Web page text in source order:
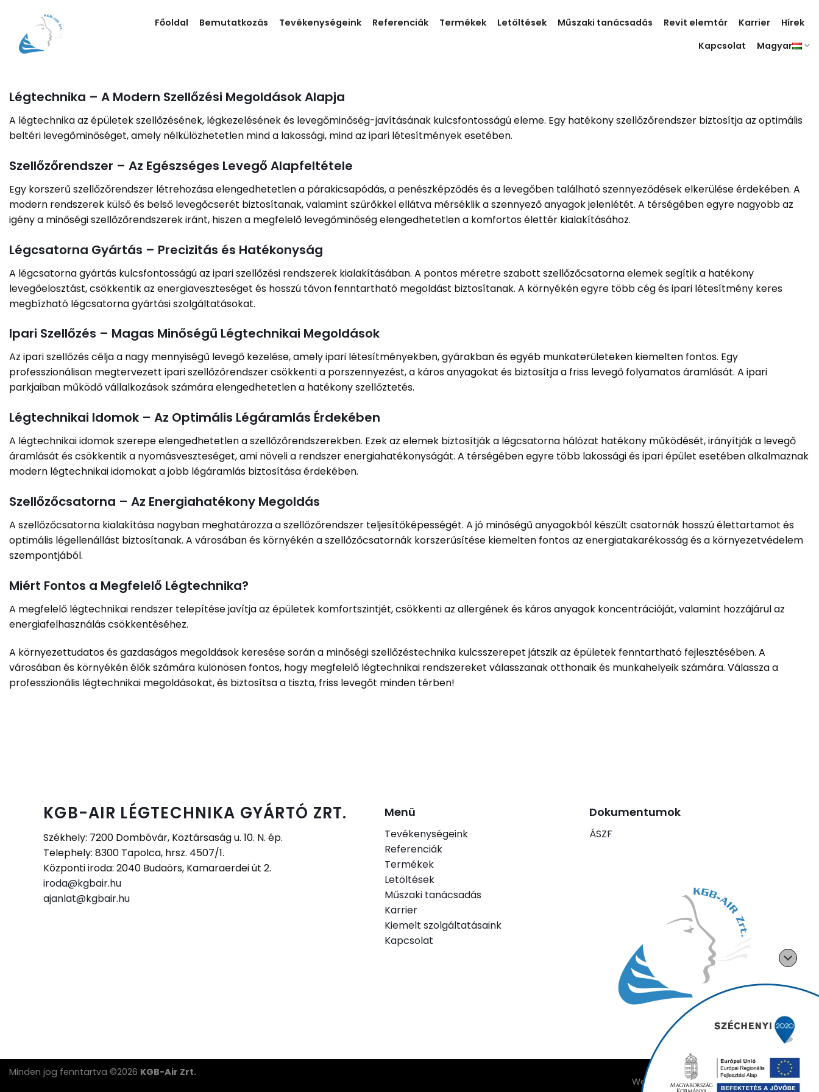
content
Főoldal Bemutatkozás Tevékenységeink Referenciák Termékek Letöltések Műszaki tanácsadás Revit elemtár Karrier
Hírek
Kapcsolat
Magyar
Légtechnika – A Modern Szellőzési Megoldások Alapja
A légtechnika az épületek szellőzésének, légkezelésének és levegőminőség-javításának kulcsfontosságú eleme. Egy hatékony szellőzőrendszer biztosítja az optimális
beltéri levegőminőséget, amely nélkülözhetetlen mind a lakossági, mind az ipari létesítmények esetében.
Szellőzőrendszer – Az Egészséges Levegő Alapfeltétele
Egy korszerű szellőzőrendszer létrehozása elengedhetetlen a párakicsapódás, a penészképződés és a levegőben található szennyeződések elkerülése érdekében. A
modern rendszerek külső és belső levegőcserét biztosítanak, valamint szűrőkkel ellátva mérséklik a szennyező anyagok jelenlétét. A térségében egyre nagyobb az
igény a minőségi szellőzőrendszerek iránt, hiszen a megfelelő levegőminőség elengedhetetlen a komfortos élettér kialakításához.
Légcsatorna Gyártás – Precizitás és Hatékonyság
A légcsatorna gyártás kulcsfontosságú az ipari szellőzési rendszerek kialakításában. A pontos méretre szabott szellőzőcsatorna elemek segítik a hatékony
levegőelosztást, csökkentik az energiaveszteséget és hosszú távon fenntartható megoldást biztosítanak. A környékén egyre több cég és ipari létesítmény keres
megbízható légcsatorna gyártási szolgáltatásokat.
Ipari Szellőzés – Magas Minőségű Légtechnikai Megoldások
Az ipari szellőzés célja a nagy mennyiségű levegő kezelése, amely ipari létesítményekben, gyárakban és egyéb munkaterületeken kiemelten fontos. Egy
professzionálisan megtervezett ipari szellőzőrendszer csökkenti a porszennyezést, a káros anyagokat és biztosítja a friss levegő folyamatos áramlását. A ipari
parkjaiban működő vállalkozások számára elengedhetetlen a hatékony szellőztetés.
Légtechnikai Idomok – Az Optimális Légáramlás Érdekében
A légtechnikai idomok szerepe elengedhetetlen a szellőzőrendszerekben. Ezek az elemek biztosítják a légcsatorna hálózat hatékony működését, irányítják a levegő
áramlását és csökkentik a nyomásveszteséget, ami növeli a rendszer energiahatékonyságát. A térségében egyre több lakossági és ipari épület esetében alkalmaznak
modern légtechnikai idomokat a jobb légáramlás biztosítása érdekében.
Szellőzőcsatorna – Az Energiahatékony Megoldás
A szellőzőcsatorna kialakítása nagyban meghatározza a szellőzőrendszer teljesítőképességét. A jó minőségű anyagokból készült csatornák hosszú élettartamot és
optimális légellenállást biztosítanak. A városában és környékén a szellőzőcsatornák korszerűsítése kiemelten fontos az energiatakarékosság és a környezetvédelem
szempontjából.
Miért Fontos a Megfelelő Légtechnika?
A megfelelő légtechnikai rendszer telepítése javítja az épületek komfortszintjét, csökkenti az allergének és káros anyagok koncentrációját, valamint hozzájárul az
energiafelhasználás csökkentéséhez.
A környezettudatos és gazdaságos megoldások keresése során a minőségi szellőzéstechnika kulcsszerepet játszik az épületek fenntartható fejlesztésében. A
városában és környékén élők számára különösen fontos, hogy megfelelő légtechnikai rendszereket válasszanak otthonaik és munkahelyeik számára. Válassza a
professzionális légtechnikai megoldásokat, és biztosítsa a tiszta, friss levegőt minden térben!
KGB-AIR LÉGTECHNIKA GYÁRTÓ ZRT.
Székhely: 7200 Dombóvár, Köztársaság u. 10. N. ép.
Telephely: 8300 Tapolca, hrsz. 4507/1.
Központi iroda: 2040 Budaörs, Kamaraerdei út 2.
iroda@kgbair.hu
ajanlat@kgbair.hu
Menü
Tevékenységeink
Referenciák
Termékek
Letöltések
Műszaki tanácsadás
Karrier
Kiemelt szolgáltatásaink
Kapcsolat
Dokumentumok
ÁSZF
Weboldalt készítette:
Minden jog fenntartva ©2026 KGB-Air Zrt.